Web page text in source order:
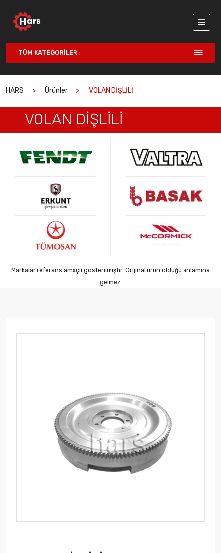
TÜM KATEGORILER
HARS Ürünler VOLAN DİŞLİLİ
VOLAN DİŞLİLİ
Markalar referans amaçlı gösterilmiştir. Orijinal ürün olduğu anlamına
gelmez.